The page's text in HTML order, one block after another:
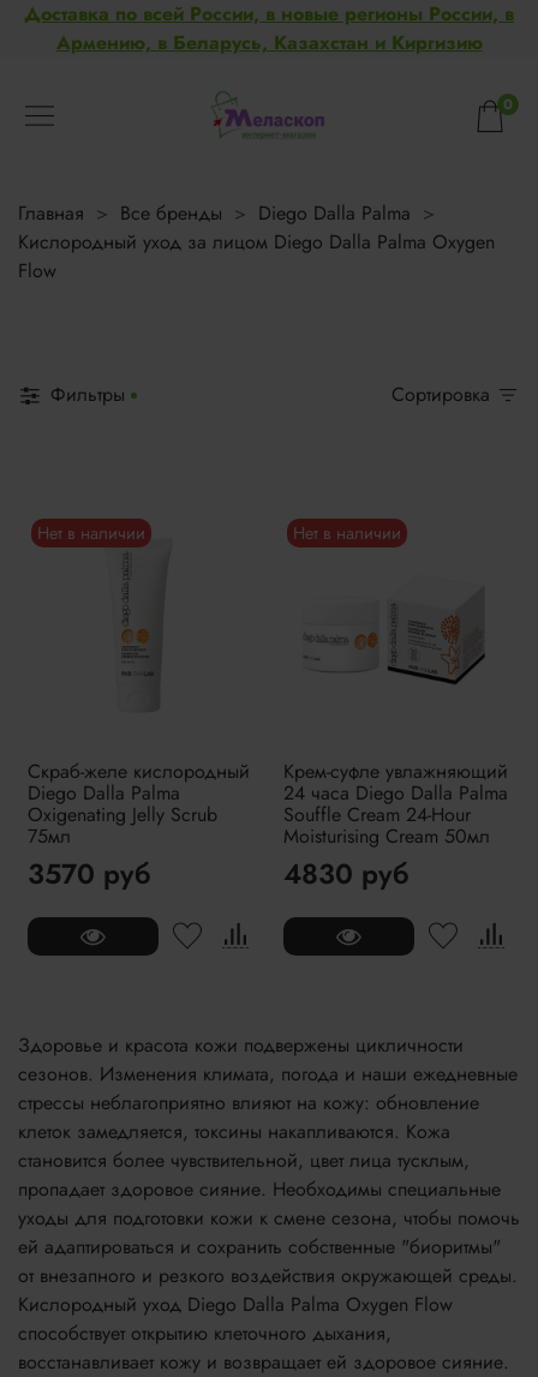
Доставка по всей России, в новые регионы России, в
Армению, в Беларусь, Казахстан и Киргизию
0
Главная Все бренды
Diego Dalla Palma
Кислородный уход за лицом Diego Dalla Palma Oxygen
Flow
Фильтры Сортировка
Нет в наличии
Скраб-желе кислородный
Diego Dalla Palma
Oxigenating Jelly Scrub
75мл
3570 руб
Нет в наличии
Крем-суфле увлажняющий
24 часа Diego Dalla Palma
Souffle Cream 24-Hour
Moisturising Cream 50мл
4830 руб
Здоровье и красота кожи подвержены цикличности
сезонов. Изменения климата, погода и наши ежедневные
стрессы неблагоприятно влияют на кожу: обновление
клеток замедляется, токсины накапливаются. Кожа
становится более чувствительной, цвет лица тусклым,
пропадает здоровое сияние. Необходимы специальные
уходы для подготовки кожи к смене сезона, чтобы помочь
ей адаптироваться и сохранить собственные "биоритмы"
от внезапного и резкого воздействия окружающей среды.
Кислородный уход Diego Dalla Palma Oxygen Flow
способствует открытию клеточного дыхания,
восстанавливает кожу и возвращает ей здоровое сияние.